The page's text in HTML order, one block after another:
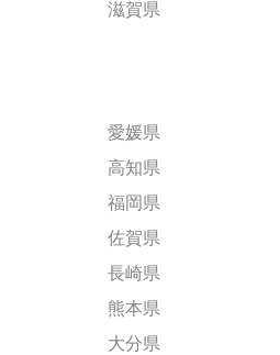
滋賀県
愛媛県
高知県
福岡県
佐賀県
長崎県
熊本県
大分県